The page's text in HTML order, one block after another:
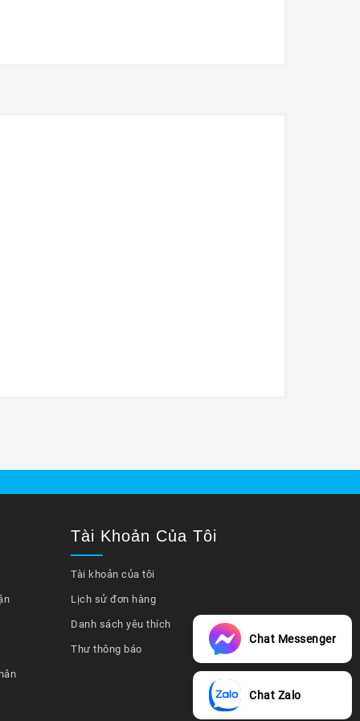
Tài Khoản Của Tôi
Tài khoản của tôi
Lịch sử đơn hàng
Danh sách yêu thích
Thư thông báo
Chat Messenger
Chat Zalo